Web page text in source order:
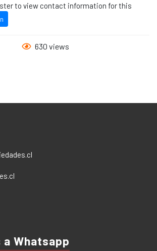
to view contact information for this
630 views
Whatsapp